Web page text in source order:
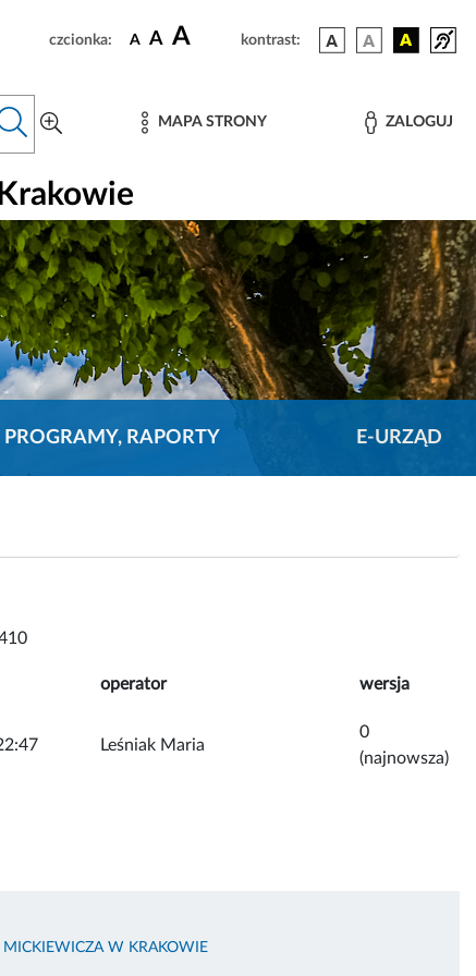
czcionka: A A A kontrast:
MAPA STRONY ZALOGUJ
PROGRAMY, RAPORTY E-URZĄD
operator wersja
Leśniak Maria
0
(najnowsza)
W KRAKOWIE